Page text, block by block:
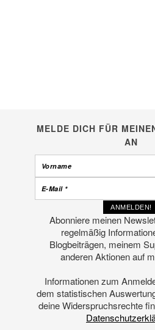
MELDE DICH FÜR
AN
Abonniere meinen
regelmäßig
Blogbeiträgen, meinem
anderen Aktionen auf
Informationen zum
dem statistischen
deine Widerspruchsrechte